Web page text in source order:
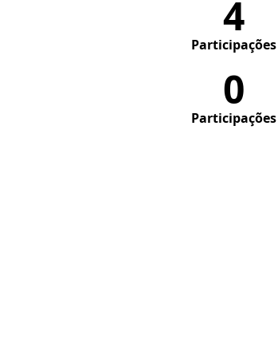
4
Participações
0
Participações